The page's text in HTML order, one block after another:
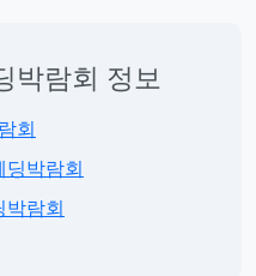
박람회 정보
회
박람회
람회